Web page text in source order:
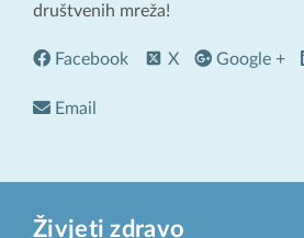
društvenih mreža!
Facebook X Google +
Email
Živjeti zdravo